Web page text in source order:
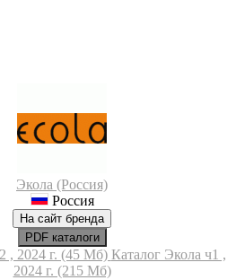
Экола (Россия)
Россия
На сайт бренда
PDF каталоги
, 2024 г. (45 Мб) Каталог Экола ч1 ,
2024 г. (215 Мб)